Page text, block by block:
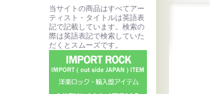
当サイトの商品はすべてアー
ティスト・タイトルは英語表
記で記載しています。検索の
際は英語表記で検索していた
だくとスムーズです。